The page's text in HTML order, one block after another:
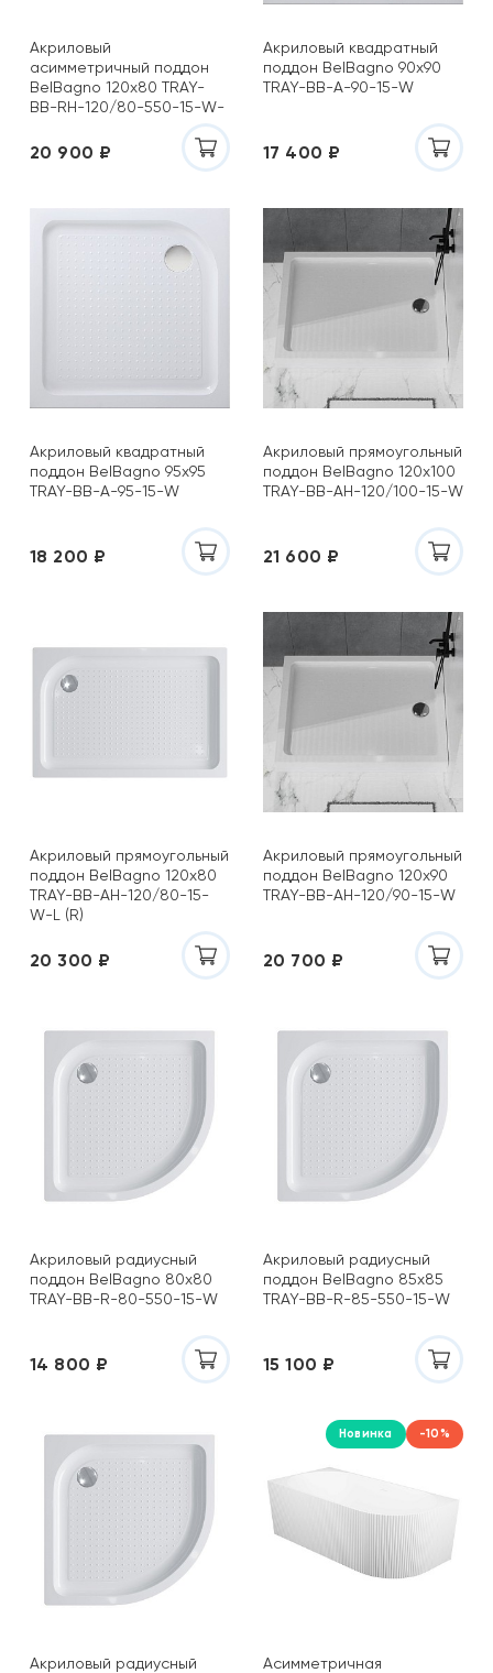
Акриловый
асимметричный поддон
BelBagno 120х80 TRAY-
BB-RH-120/80-550-15-W-
20 900 ₽
Акриловый квадратный
поддон BelBagno 90х90
TRAY-BB-A-90-15-W
17 400 ₽
Акриловый квадратный
поддон BelBagno 95х95
TRAY-BB-A-95-15-W
18 200 ₽
Акриловый прямоугольный
поддон BelBagno 120х100
TRAY-BB-AH-120/100-15-W
21 600 ₽
Акриловый прямоугольный
поддон BelBagno 120х80
TRAY-BB-AH-120/80-15-
W-L (R)
20 300 ₽
Акриловый прямоугольный
поддон BelBagno 120х90
TRAY-BB-AH-120/90-15-W
20 700 ₽
Акриловый радиусный
поддон BelBagno 80х80
TRAY-BB-R-80-550-15-W
14 800 ₽
Акриловый радиусный
поддон BelBagno 85х85
TRAY-BB-R-85-550-15-W
15 100 ₽
Акриловый радиусный
Новинка -10%
Асимметричная